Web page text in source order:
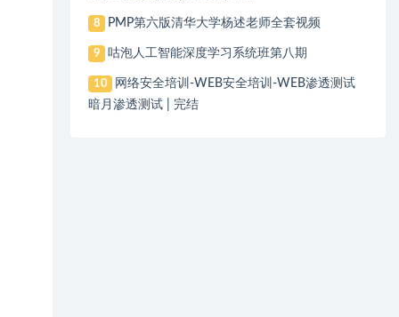
8 PMP第六版清华大学杨述老师全套视频
9 咕泡人工智能深度学习系统班第八期
10
网络安全培训-WEB安全培训-WEB渗透测试
暗月渗透测试 | 完结